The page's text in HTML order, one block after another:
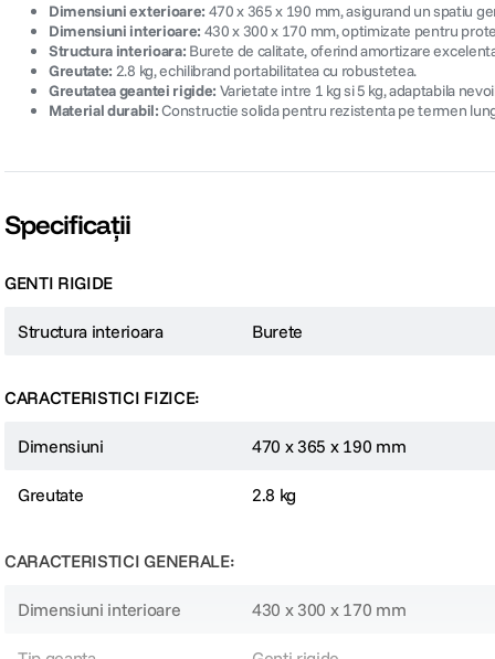
Dimensiuni exterioare: 470 x 365 x 190 mm, asigurand un spatiu
Dimensiuni interioare: 430 x 300 x 170 mm, optimizate pentru
Structura interioara: Burete de calitate, oferind amortizare
Greutate: 2.8 kg, echilibrand portabilitatea cu robustetea.
Greutatea geantei rigide: Varietate intre 1 kg si 5 kg, adaptabila
Material durabil:Constructie solida pentru rezistenta pe termen
Specificații
GENTI RIGIDE
Structura interioara Burete
CARACTERISTICI FIZICE:
Dimensiuni 470 x 365 x 190 mm
Greutate 2.8 kg
CARACTERISTICI GENERALE:
Dimensiuni interioare 430 x 300 x 170 mm